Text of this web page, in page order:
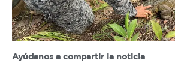
Ayúdanos a compartir la noticia